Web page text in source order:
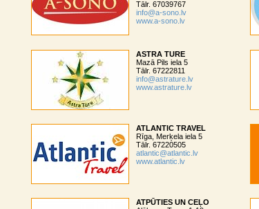
Tālr. 67039767
info@a-sono.lv
www.a-sono.lv
ASTRA TURE
Mazā Pils iela 5
Tālr. 67222811
info@astrature.lv
www.astrature.lv
ATLANTIC TRAVEL
Rīga, Merķela iela 5
Tālr. 67220505
atlantic@atlantic.lv
www.atlantic.lv
ATPŪTIES UN CEĻO